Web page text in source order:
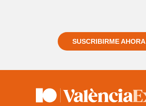
SUSCRIBIRME AHORA